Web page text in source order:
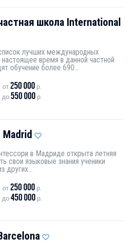
школа International
лучших международных
время в данной частной
обучение более 690...
от250 000 р.
до550 000 р.
в Мадриде открыта летняя
свои языковые знания ученики
других...
от250 000 р.
до450 000 р.